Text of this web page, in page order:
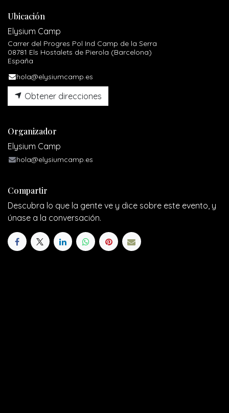
Ubicación
Elysium Camp
Carrer del Progres Pol Ind Camp de la Serra
08781 Els Hostalets de Pierola (Barcelona)
España
hola@elysiumcamp.es
Obtener direcciones
Organizador
Elysium Camp
hola@elysiumcamp.es
Compartir
Descubra lo que la gente ve y dice sobre este evento, y
únase a la conversación.